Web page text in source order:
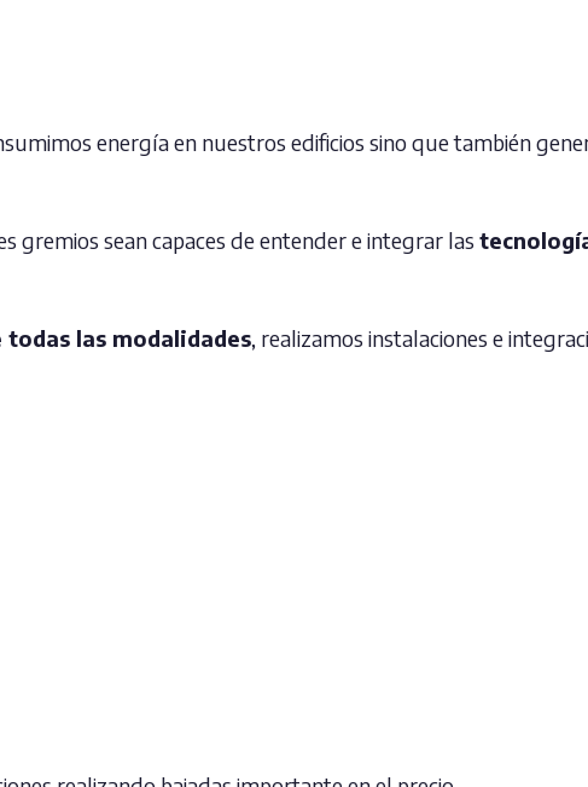
energía en nuestros edificios sino que también
gremios sean capaces de entender e integrar las
las modalidades, realizamos instalaciones e